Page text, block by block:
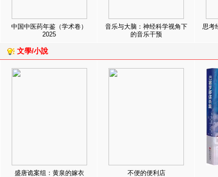
中国中医药年鉴（学术卷）
2025
音乐与大脑：神经科学视角下
的音乐干预
思考
文學/小說
盛唐诡案组：黄泉的嫁衣 不便的便利店